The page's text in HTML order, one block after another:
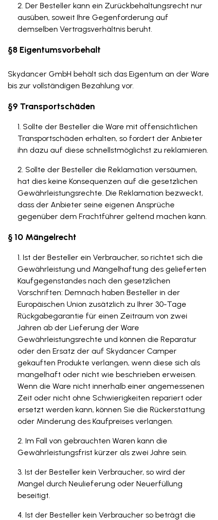
Der Besteller kann ein Zurückbehaltungsrecht nur
ausüben, soweit Ihre Gegenforderung auf
demselben Vertragsverhältnis beruht.
§8 Eigentumsvorbehalt
Skydancer GmbH behält sich das Eigentum an der Ware
bis zur vollständigen Bezahlung vor.
§9 Transportschäden
Sollte der Besteller die Ware mit offensichtlichen
Transportschäden erhalten, so fordert der Anbieter
ihn dazu auf diese schnellstmöglichst zu reklamieren.
Sollte der Besteller die Reklamation versäumen,
hat dies keine Konsequenzen auf die gesetzlichen
Gewährleistungsrechte. Die Reklamation bezweckt,
dass der Anbieter seine eigenen Ansprüche
gegenüber dem Frachtführer geltend machen kann.
§ 10 Mängelrecht
Ist der Besteller ein Verbraucher, so richtet sich die
Gewährleistung und Mängelhaftung des gelieferten
Kaufgegenstandes nach den gesetzlichen
Vorschriften: Demnach haben Besteller in der
Europäischen Union zusätzlich zu Ihrer 30-Tage
Rückgabegarantie für einen Zeitraum von zwei
Jahren ab der Lieferung der Ware
Gewährleistungsrechte und können die Reparatur
oder den Ersatz der auf Skydancer Camper
gekauften Produkte verlangen, wenn diese sich als
mangelhaft oder nicht wie beschrieben erweisen.
Wenn die Ware nicht innerhalb einer angemessenen
Zeit oder nicht ohne Schwierigkeiten repariert oder
ersetzt werden kann, können Sie die Rückerstattung
oder Minderung des Kaufpreises verlangen.
Im Fall von gebrauchten Waren kann die
Gewährleistungsfrist kürzer als zwei Jahre sein.
Ist der Besteller kein Verbraucher, so wird der
Mangel durch Neulieferung oder Neuerfüllung
beseitigt.
Ist der Besteller kein Verbraucher so beträgt die